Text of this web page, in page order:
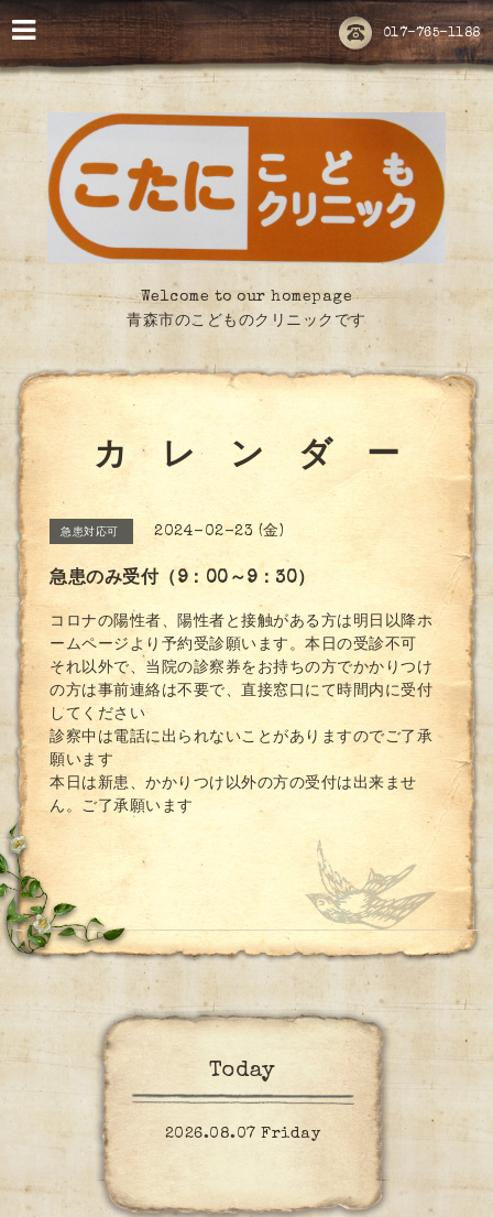
017-765-1188
Welcome to our homepage
青森市のこどものクリニックです
カ レ ン ダ ー
急患対応可 2024-02-23 (金)
急患のみ受付（9：00～9：30）
コロナの陽性者、陽性者と接触がある方は明日以降ホ
ームページより予約受診願います。本日の受診不可
それ以外で、当院の診察券をお持ちの方でかかりつけ
の方は事前連絡は不要で、直接窓口にて時間内に受付
してください
診察中は電話に出られないことがありますのでご了承
願います
本日は新患、かかりつけ以外の方の受付は出来ませ
ん。ご了承願います
Today
2026.08.07 Friday